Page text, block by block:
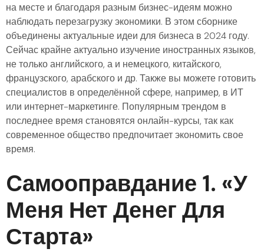
на месте и благодаря разным бизнес-идеям можно
наблюдать перезагрузку экономики. В этом сборнике
объединены актуальные идеи для бизнеса в 2024 году.
Сейчас крайне актуально изучение иностранных языков,
не только английского, а и немецкого, китайского,
французского, арабского и др. Также вы можете готовить
специалистов в определённой сфере, например, в ИТ
или интернет-маркетинге. Популярным трендом в
последнее время становятся онлайн-курсы, так как
современное общество предпочитает экономить свое
время.
Cамооправдание 1. «У
Меня Нет Денег Для
Старта»